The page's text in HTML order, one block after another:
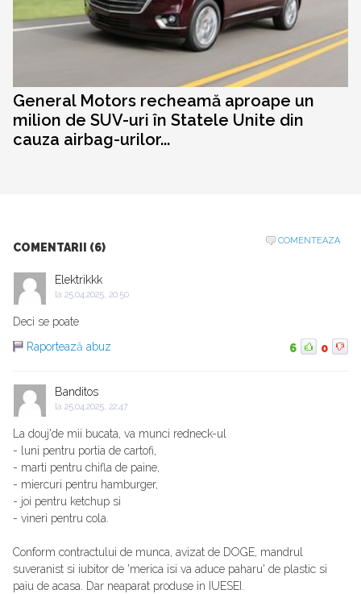
General Motors recheamă aproape un
milion de SUV-uri în Statele Unite din
cauza airbag-urilor...
COMENTARII (6)
COMENTEAZA
Elektrikkk
la 25.04.2025, 20:50
Deci se poate
Raportează abuz
6 0
Banditos
la 25.04.2025, 22:47
La douj'de mii bucata, va munci redneck-ul
- luni pentru portia de cartofi,
- marti pentru chifla de paine,
- miercuri pentru hamburger,
- joi pentru ketchup si
- vineri pentru cola.
Conform contractului de munca, avizat de DOGE, mandrul
suveranist si iubitor de 'merica isi va aduce paharu' de plastic si
paiu de acasa. Dar neaparat produse in IUESEI.